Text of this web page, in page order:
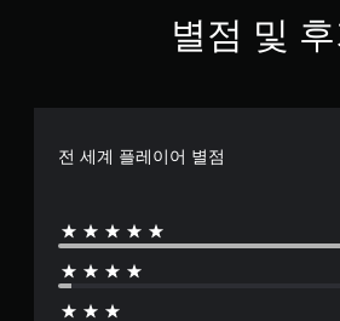
별점 및 후
전 세계 플레이어 별점